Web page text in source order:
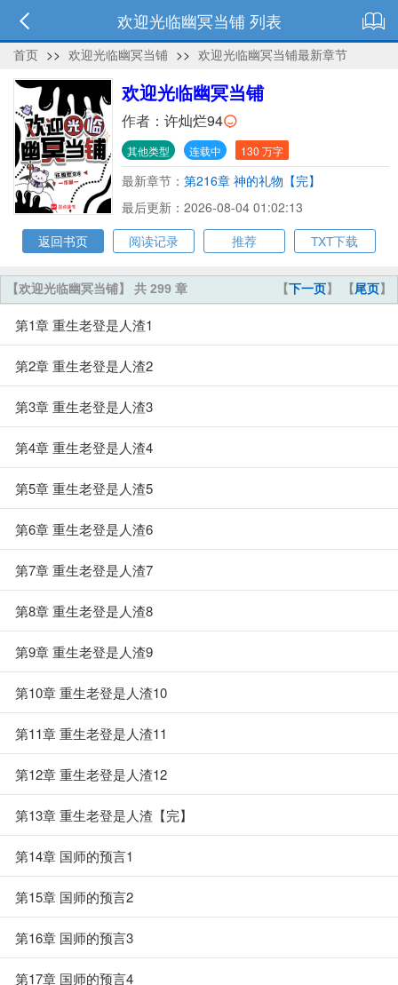
欢迎光临幽冥当铺 列表
首页 >> 欢迎光临幽冥当铺 >> 欢迎光临幽冥当铺最新章节
欢迎光临幽冥当铺
作者： 许灿烂94
其他类型 连载中 130 万字
最新章节： 第216章 神的礼物【完】
最后更新：2026-08-04 01:02:13
返回书页
阅读记录 推荐 TXT下载
【下一页】 【尾页】
【欢迎光临幽冥当铺】 共 299 章
第1章 重生老登是人渣1
第2章 重生老登是人渣2
第3章 重生老登是人渣3
第4章 重生老登是人渣4
第5章 重生老登是人渣5
第6章 重生老登是人渣6
第7章 重生老登是人渣7
第8章 重生老登是人渣8
第9章 重生老登是人渣9
第10章 重生老登是人渣10
第11章 重生老登是人渣11
第12章 重生老登是人渣12
第13章 重生老登是人渣【完】
第14章 国师的预言1
第15章 国师的预言2
第16章 国师的预言3
第17章 国师的预言4